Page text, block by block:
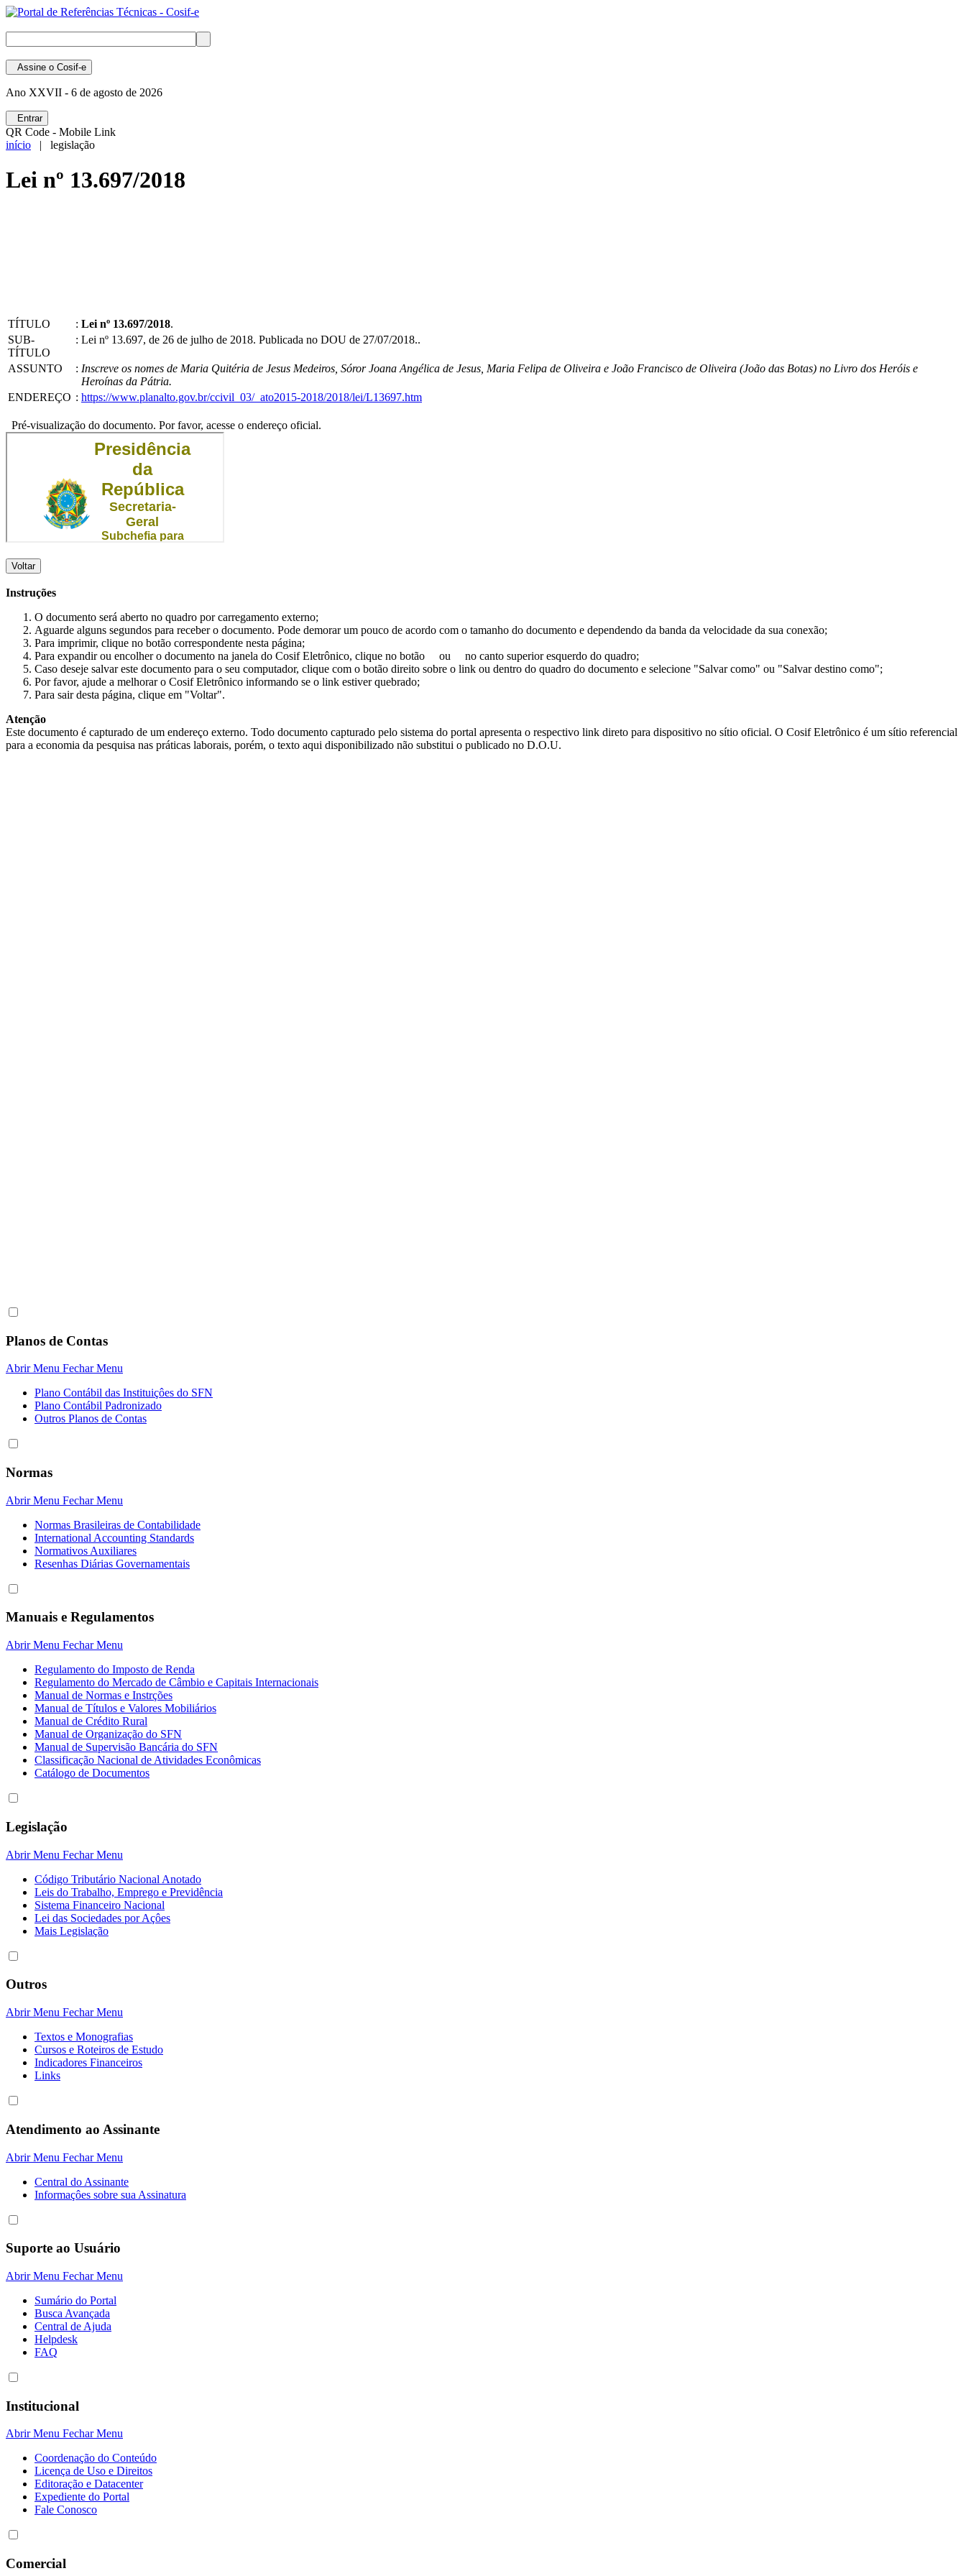
Assine o Cosif-e
Ano XXVII - 6 de agosto de 2026
Entrar
QR Code - Mobile Link
início | legislação
Lei nº 13.697/2018
TÍTULO : Lei nº 13.697/2018.
SUB-
TÍTULO
: Lei nº 13.697, de 26 de julho de 2018. Publicada no DOU de 27/07/2018..
ASSUNTO : Inscreve os nomes de Maria Quitéria de Jesus Medeiros, Sóror Joana Angélica de Jesus, Maria Felipa de Oliveira e João Francisco de Oliveira (João das Botas) no Livro dos Heróis e
Heroínas da Pátria.
ENDEREÇO : https://www.planalto.gov.br/ccivil_03/_ato2015-2018/2018/lei/L13697.htm
Pré-visualização do documento. Por favor, acesse o endereço oficial.
Voltar
Instruções
O documento será aberto no quadro por carregamento externo;
Aguarde alguns segundos para receber o documento. Pode demorar um pouco de acordo com o tamanho do documento e dependendo da banda da velocidade da sua conexão;
Para imprimir, clique no botão correspondente nesta página;
Para expandir ou encolher o documento na janela do Cosif Eletrônico, clique no botão
ou
no canto superior esquerdo do quadro;
Caso deseje salvar este documento para o seu computador, clique com o botão direito sobre o link ou dentro do quadro do documento e selecione "Salvar como" ou "Salvar destino como";
Por favor, ajude a melhorar o Cosif Eletrônico informando se o link estiver quebrado;
Para sair desta página, clique em "Voltar".
Atenção
Este documento é capturado de um endereço externo. Todo documento capturado pelo sistema do portal apresenta o respectivo link direto para dispositivo no sítio oficial. O Cosif Eletrônico é um sítio referencial
para a economia da pesquisa nas práticas laborais, porém, o texto aqui disponibilizado não substitui o publicado no D.O.U.
Planos de Contas
Abrir Menu Fechar Menu
Plano Contábil das Instituiçôes do SFN
Plano Contábil Padronizado
Outros Planos de Contas
Normas
Abrir Menu Fechar Menu
Normas Brasileiras de Contabilidade
International Accounting Standards
Normativos Auxiliares
Resenhas Diárias Governamentais
Manuais e Regulamentos
Abrir Menu Fechar Menu
Regulamento do Imposto de Renda
Regulamento do Mercado de Câmbio e Capitais Internacionais
Manual de Normas e Instrções
Manual de Títulos e Valores Mobiliários
Manual de Crédito Rural
Manual de Organização do SFN
Manual de Supervisão Bancária do SFN
Classificação Nacional de Atividades Econômicas
Catálogo de Documentos
Legislação
Abrir Menu Fechar Menu
Código Tributário Nacional Anotado
Leis do Trabalho, Emprego e Previdência
Sistema Financeiro Nacional
Lei das Sociedades por Açôes
Mais Legislação
Outros
Abrir Menu Fechar Menu
Textos e Monografias
Cursos e Roteiros de Estudo
Indicadores Financeiros
Links
Atendimento ao Assinante
Abrir Menu Fechar Menu
Central do Assinante
Informaçôes sobre sua Assinatura
Suporte ao Usuário
Abrir Menu Fechar Menu
Sumário do Portal
Busca Avançada
Central de Ajuda
Helpdesk
FAQ
Institucional
Abrir Menu Fechar Menu
Coordenação do Conteúdo
Licença de Uso e Direitos
Editoração e Datacenter
Expediente do Portal
Fale Conosco
Comercial